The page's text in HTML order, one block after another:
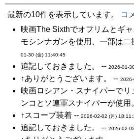
最新の10件を表示しています。
コ
映画The Sixthでオフリムとギ
モシンナガンを使用、一部は二
01-30 (金) 11:40:45
追記しておきました。 -- 2026-01-
↑ありがとうございます。 --
映画ロシアン・スナイパーでリ
ンコとソ連軍スナイパーが使用
↑スコープ装着 -- 2026-02-02 (月)
追記しておきました。 -- 2026-02-